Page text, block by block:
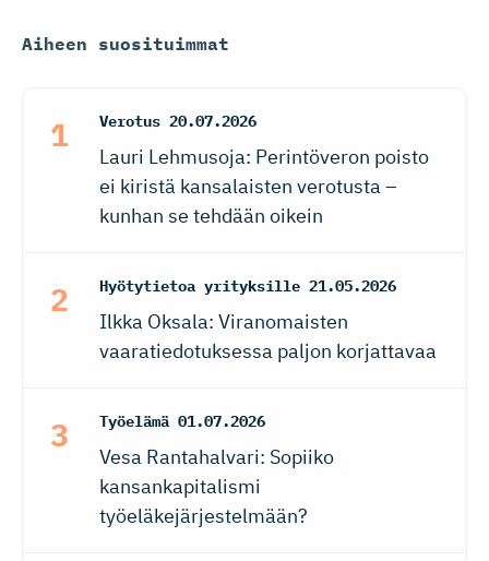
Aiheen suosituimmat
Verotus 20.07.2026
Lauri Lehmusoja: Perintöveron poisto
ei kiristä kansalaisten verotusta –
kunhan se tehdään oikein
Hyötytietoa yrityksille 21.05.2026
Ilkka Oksala: Viranomaisten
vaaratiedotuksessa paljon korjattavaa
Työelämä 01.07.2026
Vesa Rantahalvari: Sopiiko
kansankapitalismi
työeläkejärjestelmään?